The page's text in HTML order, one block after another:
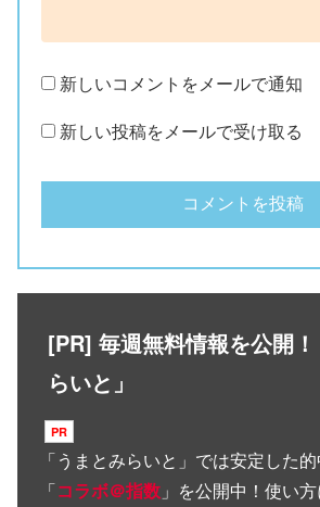
新しいコメントをメールで通知
新しい投稿をメールで受け取る
[PR] 毎週無料情報を公開
らいと」
「うまとみらいと 」では安定した
「コラボ＠指数 」を公開中！使い